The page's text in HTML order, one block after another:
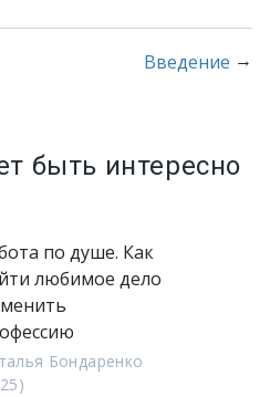
Введение →
быть интересно
по душе. Как
любимое дело
Бондаренко